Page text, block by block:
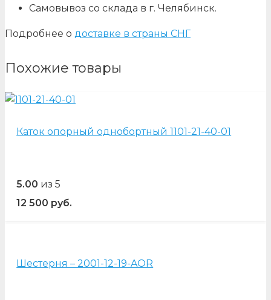
Самовывоз со склада в г. Челябинск.
Подробнее о доставке в страны СНГ
Похожие товары
Каток опорный однобортный 1101-21-40-01
5.00 из 5
12 500 руб.
Шестерня – 2001-12-19-AOR